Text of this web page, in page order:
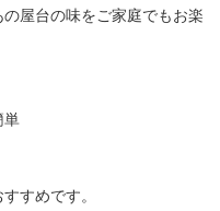
屋台の味をご家庭でもお楽
単
すめです。